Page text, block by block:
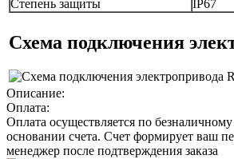
Степень защиты
IP67
Схема подключения
Описание:
Оплата:
Оплата осуществляется по безналичному
основании счета. Счет формирует ваш
менеджер после подтверждения заказа